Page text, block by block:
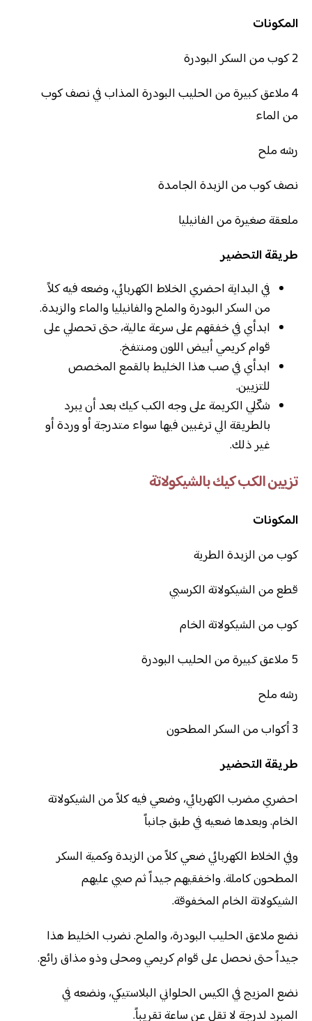
المكونات
2 كوب من السكر البودرة
4 ملاعق كبيرة من الحليب البودرة المذاب في نصف كوب
من الماء
رشه ملح
نصف كوب من الزبدة الجامدة
ملعقة صغيرة من الفانيليا
طريقة التحضير
في البداية احضري الخلاط الكهربائي، وضعه فيه كلاً
من السكر البودرة والملح والفانيليا والماء والزبدة.
ابدأي في خفقهم على سرعة عالية، حتى تحصلي على
قوام كريمي أبيض اللون ومنتفخ.
ابدأي في صب هذا الخليط بالقمع المخصص
للتزيين.
شكّلي الكريمة على وجه الكب كيك بعد أن يبرد
بالطريقة الي ترغبين فيها سواء متدرجة أو وردة أو
غير ذلك.
تزيين الكب كيك بالشيكولاتة
المكونات
كوب من الزبدة الطرية
قطع من الشيكولاتة الكرسبي
كوب من الشيكولاتة الخام
5 ملاعق كبيرة من الحليب البودرة
رشه ملح
3 أكواب من السكر المطحون
طريقة التحضير
احضري مضرب الكهربائي، وضعي فيه كلاً من الشيكولاتة
الخام. وبعدها ضعيه في طبق جانباً
وفي الخلاط الكهربائي ضعي كلاً من الزبدة وكمية السكر
المطحون كاملة. واخفقيهم جيداً ثم صبي عليهم
الشيكولاتة الخام المخفوقة.
نضع ملاعق الحليب البودرة، والملح. نضرب الخليط هذا
جيداً حتى نحصل على قوام كريمي ومحلى وذو مذاق رائع.
نضع المزيج في الكيس الحلواني البلاستيكي، ونضعه في
المبرد لدرجة لا تقل عن ساعة تقريباً.